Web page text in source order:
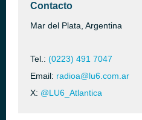
Contacto
Mar del Plata, Argentina
Tel.: (0223) 491 7047
Email: radioa@lu6.com.ar
X: @LU6_Atlantica